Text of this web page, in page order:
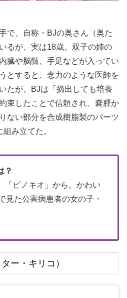
で、自称・BJの奥さん（奥た
るが、実は18歳。双子の姉の
臓や脳髄、手足などが入ってい
とすると、念力のような医師を
たが、BJは「摘出しても培養
束したことで信頼され、嚢腫か
ない部分を合成樹脂製のパーツ
み立てた。
？
「ピノキオ」から。かわい
見た公害病患者の女の子・
ー・キリコ）